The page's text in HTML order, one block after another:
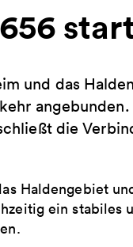
und das
die
Haldengebiet
ein